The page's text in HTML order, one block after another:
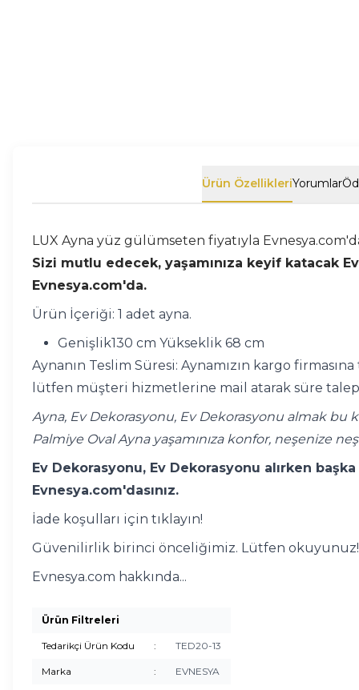
Ürün ÖzellikleriYorumlar
LUX Ayna yüz gülümseten fiyatıyla
Sizi mutlu edecek, yaşamınıza keyif katacak
Evnesya.com'da.
Ürün İçeriği: 1 adet ayna.
Genişlik130 cm Yükseklik 68 cm
Aynanın Teslim Süresi: Aynamızın kargo
lütfen müşteri hizmetlerine mail atarak süre
Ayna, Ev Dekorasyonu, Ev Dekorasyonu almak bu
Palmiye Oval Ayna yaşamınıza konfor, neşenize
Ev Dekorasyonu, Ev Dekorasyonu alırken
Evnesya.com'dasınız.
İade koşulları için tıklayın!
Güvenilirlik birinci önceliğimiz. Lütfen okuyunuz!
Evnesya.com hakkında...
Ürün Filtreleri
Tedarikçi Ürün Kodu : TED20-13
Marka : EVNESYA